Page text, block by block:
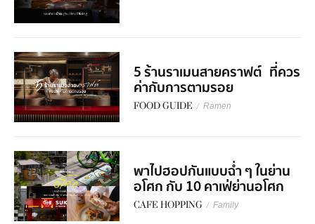
5 ร้านราเมนสายคราฟต์ ที่ควร
ค่ากับการตามรอย
FOOD GUIDE / Ramen
พาไปฮอปกันแบบฉ่ำ ๆ ในย่าน
อโศก กับ 10 คาเฟ่ย่านอโศก
CAFE HOPPING / Family